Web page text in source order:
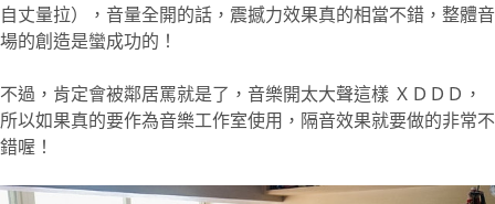
自丈量拉），音量全開的話，震撼力效果真的相當不錯，整體音
場的創造是蠻成功的！
不過，肯定會被鄰居罵就是了，音樂開太大聲這樣 ＸＤＤＤ，
所以如果真的要作為音樂工作室使用，隔音效果就要做的非常不
錯喔！